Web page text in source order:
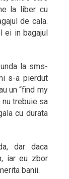
la liber cu
de cala.
ei in bagajul
la sms-
s-a pierdut
un “find my
nu trebuie sa
cu durata
dar daca
iar eu zbor
banii.